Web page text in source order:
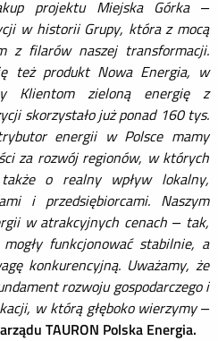
projektu Miejska Górka –
w historii Grupy, która z mocą
z filarów naszej transformacji.
też produkt Nowa Energia, w
Klientom zieloną energię z
skorzystało już ponad 160 tys.
energii w Polsce mamy
za rozwój regionów, w których
o realny wpływ lokalny,
i przedsiębiorcami. Naszym
w atrakcyjnych cenach – tak,
funkcjonować stabilnie, a
konkurencyjną. Uważamy, że
rozwoju gospodarczego i
w którą głęboko wierzymy –
TAURON Polska Energia.